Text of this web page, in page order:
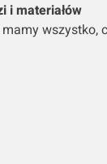
i materiałów
wszystko,